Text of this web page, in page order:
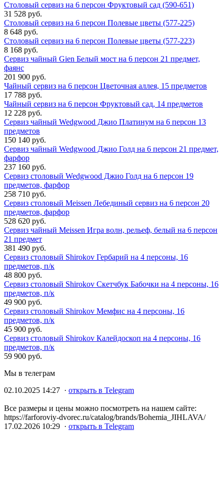
Столовый сервиз на 6 персон Фруктовый сад (590-651)
31 528 руб.
Столовый сервиз на 6 персон Полевые цветы (577-225)
8 648 руб.
Столовый сервиз на 6 персон Полевые цветы (577-223)
8 168 руб.
Сервиз чайный Gien Белый мост на 6 персон 21 предмет,
фаянс
201 900 руб.
Чайный сервиз на 6 персон Цветочная аллея, 15 предметов
17 788 руб.
Чайный сервиз на 6 персон Фруктовый сад, 14 предметов
12 228 руб.
Сервиз чайный Wedgwood Джио Платинум на 6 персон 13
предметов
150 140 руб.
Сервиз чайный Wedgwood Джио Голд на 6 персон 21 предмет,
фарфор
237 160 руб.
Сервиз столовый Wedgwood Джио Голд на 6 персон 19
предметов, фарфор
258 710 руб.
Сервиз столовый Meissen Лебединый сервиз на 6 персон 20
предметов, фарфор
528 620 руб.
Сервиз чайный Meissen Игра волн, рельеф, белый на 6 персон
21 предмет
381 490 руб.
Сервиз столовый Shirokov Гербарий на 4 персоны, 16
предметов, п/к
48 800 руб.
Сервиз столовый Shirokov Скетчбук Бабочки на 4 персоны, 16
предметов, п/к
49 900 руб.
Сервиз столовый Shirokov Мемфис на 4 персоны, 16
предметов, п/к
45 900 руб.
Сервиз столовый Shirokov Калейдоскоп на 4 персоны, 16
предметов, п/к
59 900 руб.
Мы в телеграм
02.10.2025 14:27 · открыть в Telegram
Все размеры и цены можно посмотреть на нашем сайте:
https://farforoviy-dvorec.ru/catalog/brands/Bohemia_JIHLAVA/
17.02.2026 10:29 · открыть в Telegram